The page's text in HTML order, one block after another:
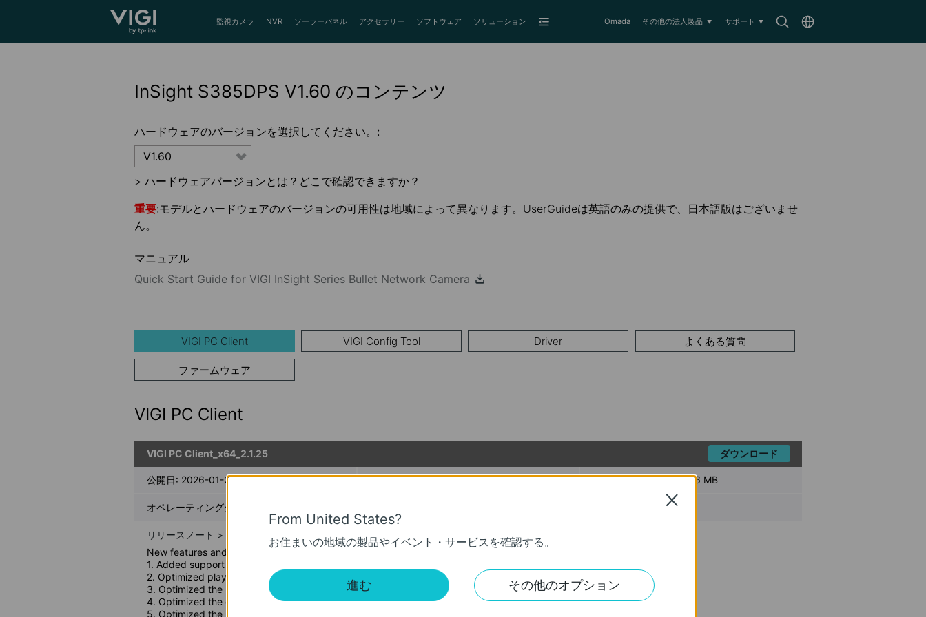
TP-Link, Reliably Smart
SearchChoose
監視カメラ NVR ソーラーパネル アクセサリー ソフトウェア ソリューション Omada その他の法人製品 サポート
InSight S385DPS V1.60 のコンテンツ
ハードウェアのバージョンを選択してください。:
V1.60
> ハードウェアバージョンとは？どこで確認できますか？
重要:モデルとハードウェアのバージョンの可用性は地域によって異なります。UserGuideは英語のみの提供で、日本語版はございませ
ん。
マニュアル
Quick Start Guide for VIGI InSight Series Bullet Network Camera
VIGI PC Client VIGI Config Tool Driver よくある質問
ファームウェア
VIGI PC Client
VIGI PC Client_x64_2.1.25 ダウンロード
公開日: 2026-01-21 言語:多言語 ファイル サイズ:148.86 MB
オペレーティングシステム: Windows 10/11
リリースノート >
New features and Enhancements:
1. Added support for creating View in Live View under My VIGI.
2. Optimized playback experience to provide smoother playback.
3. Optimized the login process to improve user experience.
4. Optimized the display and layout of the Event Center module.
5. Optimized the recording export function to improve export efficiency.
From United States?
お住まいの地域の製品やイベント・サービスを確認する。
進む その他のオプション
Close